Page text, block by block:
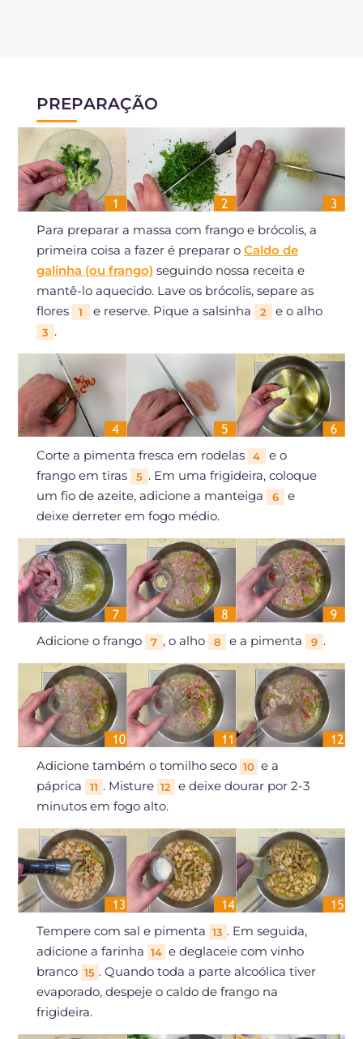
PREPARAÇÃO
Para preparar a massa com frango e brócolis, a
primeira coisa a fazer é preparar o Caldo de
galinha (ou frango) seguindo nossa receita e
mantê-lo aquecido. Lave os brócolis, separe as
flores
1 e reserve. Pique a salsinha 2 e o alho
3 .
Corte a pimenta fresca em rodelas 4
e o
frango em tiras
5 . Em uma frigideira, coloque
um fio de azeite, adicione a manteiga
6
e
deixe derreter em fogo médio.
Adicione o frango 7 , o alho 8 e a pimenta 9 .
Adicione também o tomilho seco 10 e a
páprica
11 . Misture 12
e deixe dourar por 2-3
minutos em fogo alto.
Tempere com sal e pimenta 13 . Em seguida,
adicione a farinha 14 e deglaceie com vinho
branco 15 . Quando toda a parte alcoólica tiver
evaporado, despeje o caldo de frango na
frigideira.